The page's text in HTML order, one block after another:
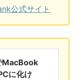
公式サイト
MacBook
に化け